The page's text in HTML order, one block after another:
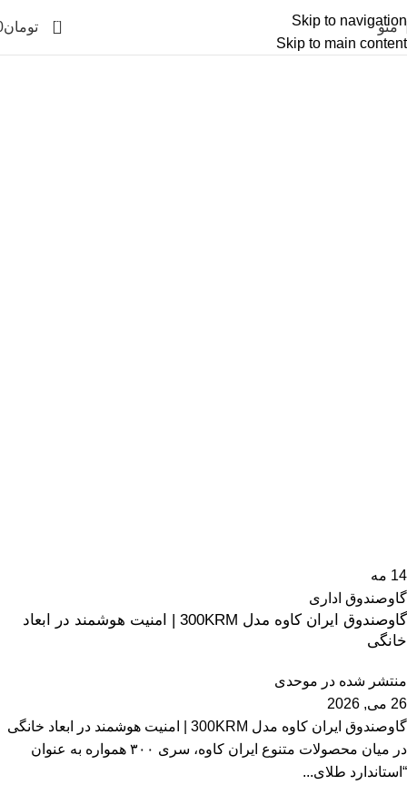
Skip to navigation
Skip to main content
منو 0 تومان
14 مه
گاوصندوق اداری
گاوصندوق ایران کاوه مدل 300KRM | امنیت هوشمند در ابعاد
خانگی
منتشر شده در موحدی
26 می, 2026
گاوصندوق ایران کاوه مدل 300KRM | امنیت هوشمند در ابعاد خانگی
در میان محصولات متنوع ایران کاوه، سری ۳۰۰ همواره به عنوان
“استاندارد طلای...